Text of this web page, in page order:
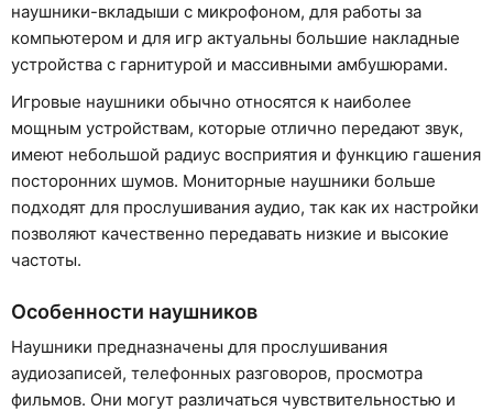
наушники-вкладыши с микрофоном, для работы за
компьютером и для игр актуальны большие накладные
устройства с гарнитурой и массивными амбушюрами.
Игровые наушники обычно относятся к наиболее
мощным устройствам, которые отлично передают звук,
имеют небольшой радиус восприятия и функцию гашения
посторонних шумов. Мониторные наушники больше
подходят для прослушивания аудио, так как их настройки
позволяют качественно передавать низкие и высокие
частоты.
Особенности наушников
Наушники предназначены для прослушивания
аудиозаписей, телефонных разговоров, просмотра
фильмов. Они могут различаться чувствительностью и